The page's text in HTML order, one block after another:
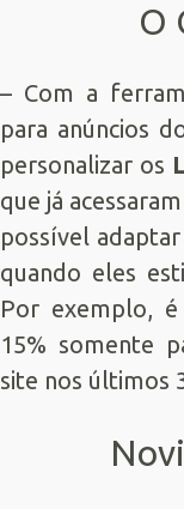
O
– Com a
para anúncios
personalizar os
que já
possível adaptar
quando eles
Por exemplo,
15% somente
site nos últimos